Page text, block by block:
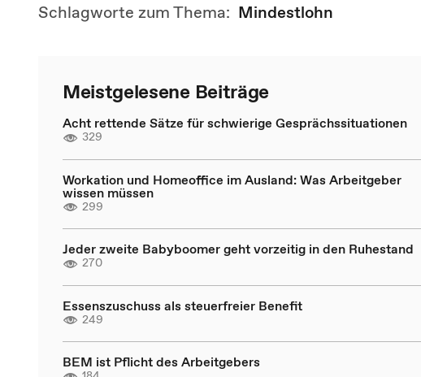
Schlagworte zum Thema: Mindestlohn
Meistgelesene Beiträge
Acht rettende Sätze für schwierige Gesprächssituationen
329
Workation und Homeoffice im Ausland: Was Arbeitgeber
wissen müssen
299
Jeder zweite Babyboomer geht vorzeitig in den Ruhestand
270
Essenszuschuss als steuerfreier Benefit
249
BEM ist Pflicht des Arbeitgebers